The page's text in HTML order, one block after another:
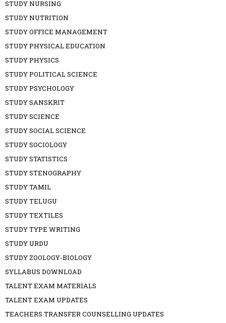
STUDY NURSING
STUDY NUTRITION
STUDY OFFICE MANAGEMENT
STUDY PHYSICAL EDUCATION
STUDY PHYSICS
STUDY POLITICAL SCIENCE
STUDY PSYCHOLOGY
STUDY SANSKRIT
STUDY SCIENCE
STUDY SOCIAL SCIENCE
STUDY SOCIOLOGY
STUDY STATISTICS
STUDY STENOGRAPHY
STUDY TAMIL
STUDY TELUGU
STUDY TEXTILES
STUDY TYPE WRITING
STUDY URDU
STUDY ZOOLOGY-BIOLOGY
SYLLABUS DOWNLOAD
TALENT EXAM MATERIALS
TALENT EXAM UPDATES
TEACHERS TRANSFER COUNSELLING UPDATES